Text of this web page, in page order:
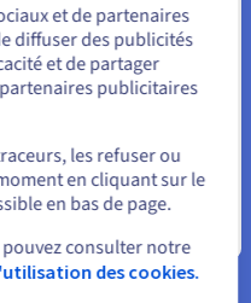
couvrir un grand nombre
de service robustes qui
99,99%
sortant entre les
en mesure de mieux
et de partenaires
diffuser des publicités
et de partager
publicitaires
les refuser ou
en cliquant sur le
en bas de page.
consulter notre
des cookies.